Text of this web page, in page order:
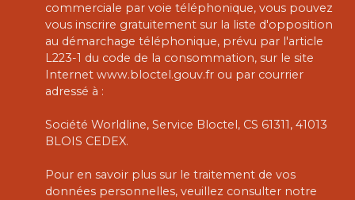
commerciale par voie téléphonique, vous pouvez
vous inscrire gratuitement sur la liste d'opposition
au démarchage téléphonique, prévu par l'article
L223-1 du code de la consommation, sur le site
Internet www.bloctel.gouv.fr ou par courrier
adressé à :
Société Worldline, Service Bloctel, CS 61311, 41013
BLOIS CEDEX.
Pour en savoir plus sur le traitement de vos
données personnelles, veuillez consulter notre